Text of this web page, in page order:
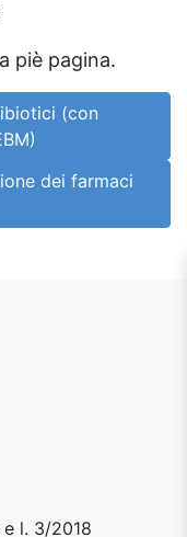
piè pagina.
(con
dei farmaci
l. 3/2018